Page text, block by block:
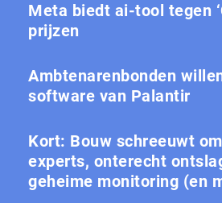
Meta biedt ai-tool tegen
prijzen
Ambtenarenbonden
software van Palantir
Kort: Bouw schreeuwt
experts, onterecht
geheime monitoring (en